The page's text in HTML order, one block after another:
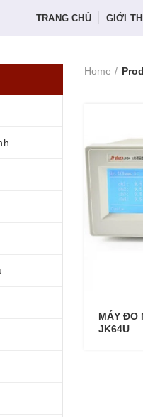
TRANG CHỦ GIỚI
Home
MÁY ĐO
JK64U